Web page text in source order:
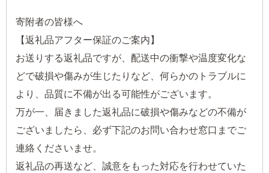
寄附者の皆様へ
【返礼品アフター保証のご案内】
お送りする返礼品ですが、配送中の衝撃や温度変化な
どで破損や傷みが生じたりなど、何らかのトラブルに
より、品質に不備が出る可能性がございます。
万が一、届きました返礼品に破損や傷みなどの不備が
ございましたら、必ず下記のお問い合わせ窓口までご
連絡くださいませ。
返礼品の再送など、誠意をもった対応を行わせていた